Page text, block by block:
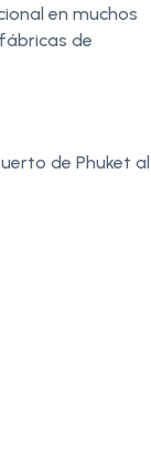
en muchos
de
de Phuket al